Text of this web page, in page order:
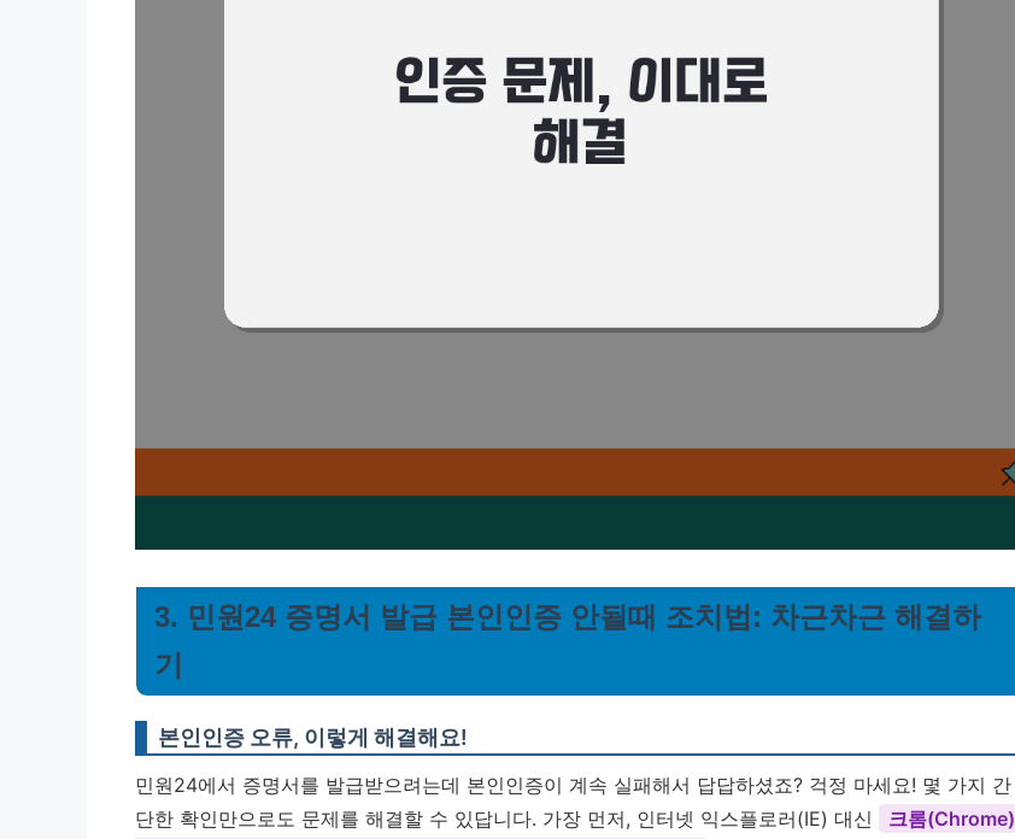
3. 민원24 증명서 발급 본인인증 안될때 조치법: 차근차근 해결하
기
본인인증 오류, 이렇게 해결해요!
민원24에서 증명서를 발급받으려는데 본인인증이 계속 실패해서 답답하셨죠? 걱정 마세요! 몇 가지 간
단한 확인만으로도 문제를 해결할 수 있답니다. 가장 먼저, 인터넷 익스플로러(IE) 대신
크롬(Chrome)